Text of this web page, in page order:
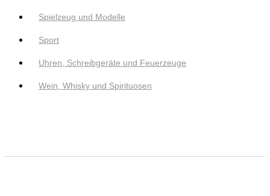
Spielzeug und Modelle
Sport
Uhren, Schreibgeräte und Feuerzeuge
Wein, Whisky und Spirituosen